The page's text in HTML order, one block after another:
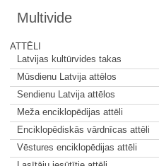
Multivide
ATTĒLI
Latvijas kultūrvides takas
Mūsdienu Latvija attēlos
Sendienu Latvija attēlos
Meža enciklopēdijas attēli
Enciklopēdiskās vārdnīcas attēli
Vēstures enciklopēdijas attēli